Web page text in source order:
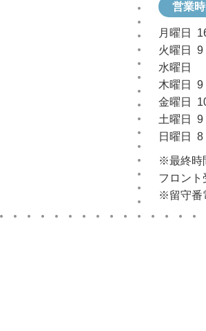
営業
月曜日
火曜日 9
水曜
木曜日 9
金曜日
土曜日 9
日曜日 8
※最終時
フロン
※留守番